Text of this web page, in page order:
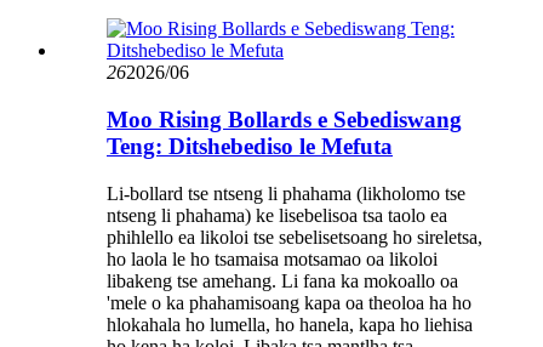
262026/06
Moo Rising Bollards e Sebediswang
Teng: Ditshebediso le Mefuta
Li-bollard tse ntseng li phahama (likholomo tse
ntseng li phahama) ke lisebelisoa tsa taolo ea
phihlello ea likoloi tse sebelisetsoang ho sireletsa,
ho laola le ho tsamaisa motsamao oa likoloi
libakeng tse amehang. Li fana ka mokoallo oa
'mele o ka phahamisoang kapa oa theoloa ha ho
hlokahala ho lumella, ho hanela, kapa ho liehisa